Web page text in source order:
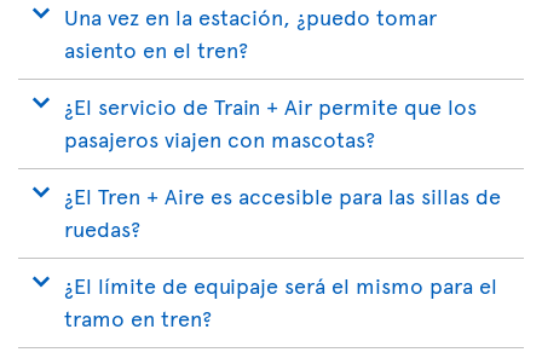
Una vez en la estación, ¿puedo tomar
asiento en el tren?
¿El servicio de Train + Air permite que los
pasajeros viajen con mascotas?
¿El Tren + Aire es accesible para las sillas de
ruedas?
¿El límite de equipaje será el mismo para el
tramo en tren?